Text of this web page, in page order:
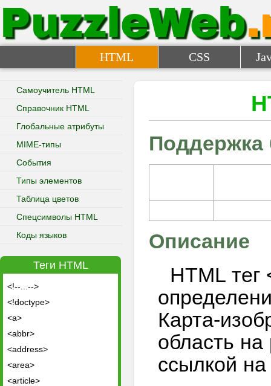
PuzzleWeb
HTML CSS
Самоучитель HTML
Справочник HTML
Глобальные атрибуты
MIME-типы
События
Типы элементов
Таблица цветов
Спецсимволы HTML
Коды языков
Теги HTML
<!--...-->
<!doctype>
<a>
<abbr>
<address>
<area>
<article>
Поддержка
Описание
HTML тег
Карта-
область
ссылкой